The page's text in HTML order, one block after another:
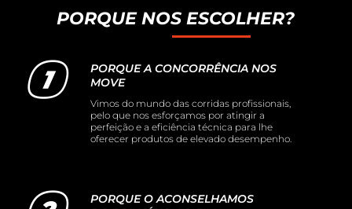
PORQUE NOS ESCOLHER?
PORQUE A CONCORRÊNCIA NOS
MOVE
Vimos do mundo das corridas profissionais,
pelo que nos esforçamos por atingir a
perfeição e a eficiência técnica para lhe
oferecer produtos de elevado desempenho.
PORQUE O ACONSELHAMOS